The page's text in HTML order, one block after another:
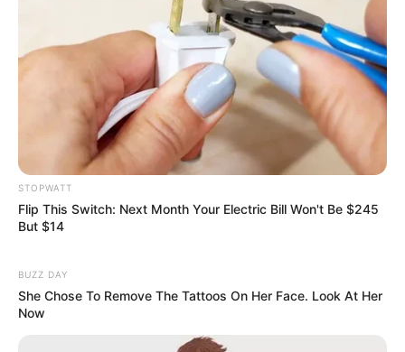
Macaulay Culkin's Own Version Of The New ‘Home
BRAINBERRIES
STOPWATT
Flip This Switch: Next Month Your Electric Bill Won't Be $245
But $14
BUZZ DAY
She Chose To Remove The Tattoos On Her Face. Look At Her
Now